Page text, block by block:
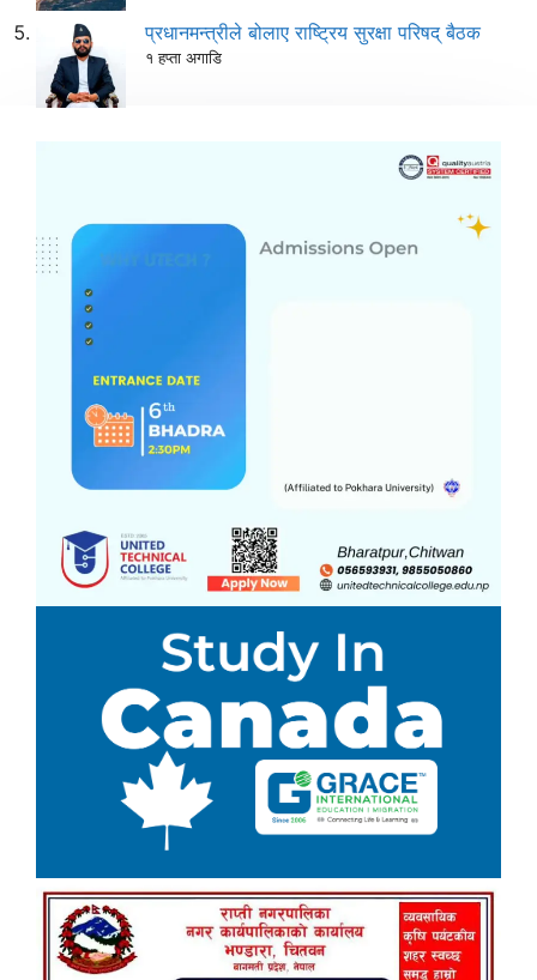
प्रधानमन्त्रीले बोलाए राष्ट्रिय सुरक्षा परिषद् बैठक
१ हप्ता अगाडि